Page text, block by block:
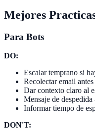
Mejores
Para Bots
DO:
Escalar temprano si
Recolectar email antes
Dar contexto claro al
Mensaje de despedida
Informar tiempo de
DON'T: